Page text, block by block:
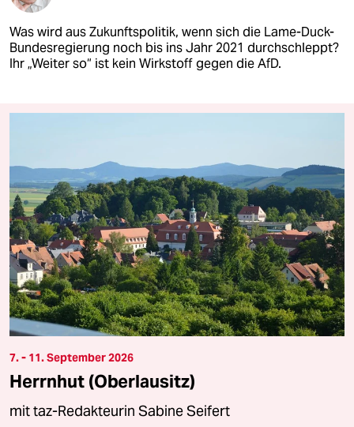
Was wird aus Zukunftspolitik, wenn sich die Lame-Duck-
Bundesregierung noch bis ins Jahr 2021 durchschleppt?
Ihr „Weiter so“ ist kein Wirkstoff gegen die AfD.
7. - 11. September 2026
Herrnhut (Oberlausitz)
mit taz-Redakteurin Sabine Seifert